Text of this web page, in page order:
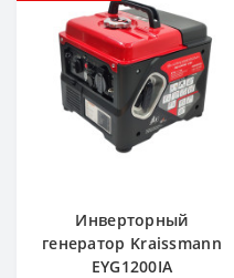
Инверторный
генератор Kraissmann
EYG1200IA